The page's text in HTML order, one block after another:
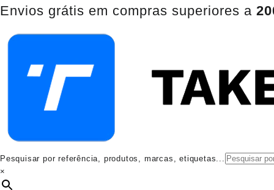
Pular
conteúdo
Envios grátis em compras superiores a
Pesquisar por referência, produtos, marcas, etiquetas...
×